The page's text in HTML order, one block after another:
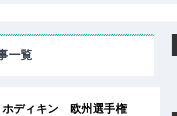
一覧
ホディキン 欧州選手権